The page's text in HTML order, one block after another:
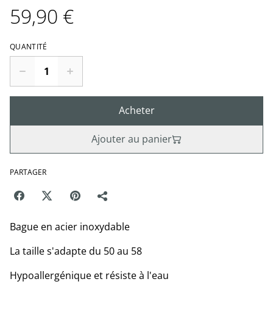
59,90 €
QUANTITÉ
Acheter
Ajouter au panier
PARTAGER
Bague en acier inoxydable
La taille s'adapte du 50 au 58
Hypoallergénique et résiste à l'eau